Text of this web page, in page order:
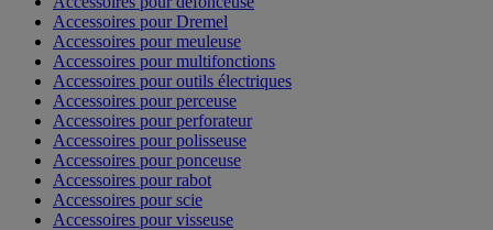
Accessoires pour Dremel
Accessoires pour meuleuse
Accessoires pour multifonctions
Accessoires pour outils électriques
Accessoires pour perceuse
Accessoires pour perforateur
Accessoires pour polisseuse
Accessoires pour ponceuse
Accessoires pour rabot
Accessoires pour scie
Accessoires pour visseuse